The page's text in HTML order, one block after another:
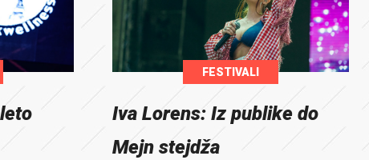
FESTIVALI
Iva Lorens: Iz publike do
Mejn stejdža